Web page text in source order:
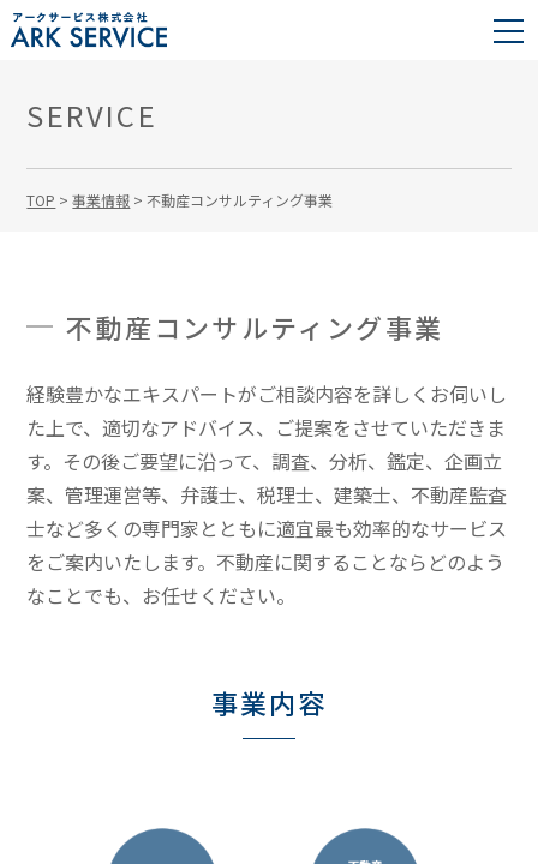
SERVICE
TOP >事業情報 >不動産コンサルティング事業
不動産コンサルティング事業
経験豊かなエキスパートがご相談内容を詳しくお伺いし
た上で、適切なアドバイス、ご提案をさせていただきま
す。その後ご要望に沿って、調査、分析、鑑定、企画立
案、管理運営等、弁護士、税理士、建築士、不動産監査
士など多くの専門家とともに適宜最も効率的なサービス
をご案内いたします。不動産に関することならどのよう
なことでも、お任せください。
事業内容